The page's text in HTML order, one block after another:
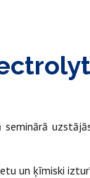
un ķīmiski